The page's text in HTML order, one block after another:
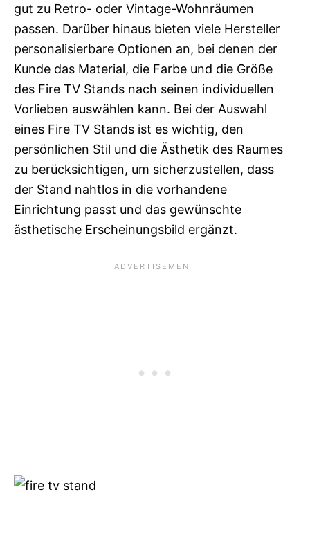
gut zu Retro- oder Vintage-Wohnräumen
passen. Darüber hinaus bieten viele Hersteller
personalisierbare Optionen an, bei denen der
Kunde das Material, die Farbe und die Größe
des Fire TV Stands nach seinen individuellen
Vorlieben auswählen kann. Bei der Auswahl
eines Fire TV Stands ist es wichtig, den
persönlichen Stil und die Ästhetik des Raumes
zu berücksichtigen, um sicherzustellen, dass
der Stand nahtlos in die vorhandene
Einrichtung passt und das gewünschte
ästhetische Erscheinungsbild ergänzt.